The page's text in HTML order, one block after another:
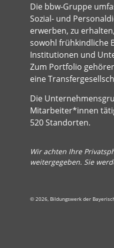
Die bbw-Gruppe
Sozial- und
erwerben, zu
sowohl frühkindliche
Institutionen und
Zum Portfolio
eine
Die
Mitarbeiter*innen
520 Standorten.
Wir achten Ihre
weitergegeben. Sie
© 2026, Bildungswerk der